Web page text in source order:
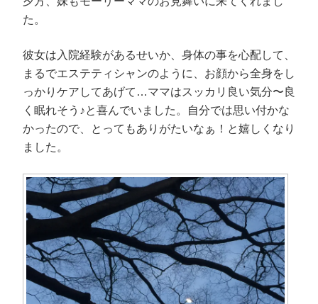
て
t
e
r
で
共
有
新
し
い
ウ
ィ
ン
で
開
き
す
)
o
有
す
る
に
は
ク
リ
ッ
ク
て
(
新
し
い
ウ
ド
ウ
で
開
き
ま
す
)
ッ
ク
マ
ー
ク
で
共
有
(
新
し
ド
ウ
で
き
ま
す
て
l
y
で
購
(
し
い
ウ
ィ
開
き
す
)
た。
彼女は入院経験があるせいか、身体の事を心配して、
まるでエステティシャンのように、お顔から全身をし
っかりケアしてあげて…ママはスッカリ良い気分〜良
く眠れそう♪と喜んでいました。自分では思い付かな
かったので、とってもありがたいなぁ！と嬉しくなり
ました。